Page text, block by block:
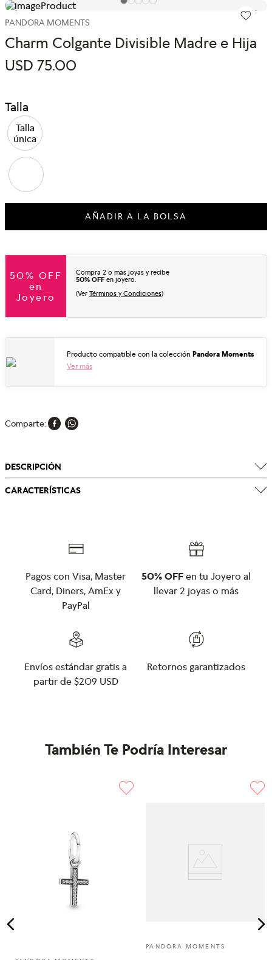
PANDORA MOMENTS
Charm Colgante Divisible Madre e Hija
USD 75.00
Talla
Talla
única
AÑADIR A LA BOLSA
50% OFF
en
Joyero
Compra 2 o más joyas y recibe
50% OFF en joyero.
(Ver Términos y Condiciones)
Producto compatible con la colección Pandora Moments
Ver más
Comparte
DESCRIPCIÓN
CARACTERÍSTICAS
Pagos con Visa, Master
Card, Diners, AmEx y
PayPal
50% OFF en tu Joyero al
llevar 2 joyas o más
Envíos estándar gratis a
partir de $209 USD
Retornos garantizados
También Te Podría Interesar
PANDORA MOMENTS